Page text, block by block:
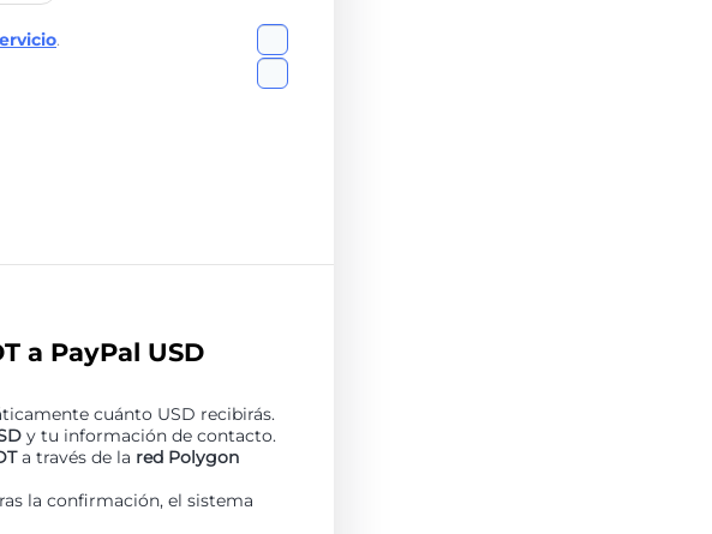
.
a PayPal USD
cuánto USD recibirás.
y tu información de contacto.
a través de la red Polygon
la confirmación, el sistema